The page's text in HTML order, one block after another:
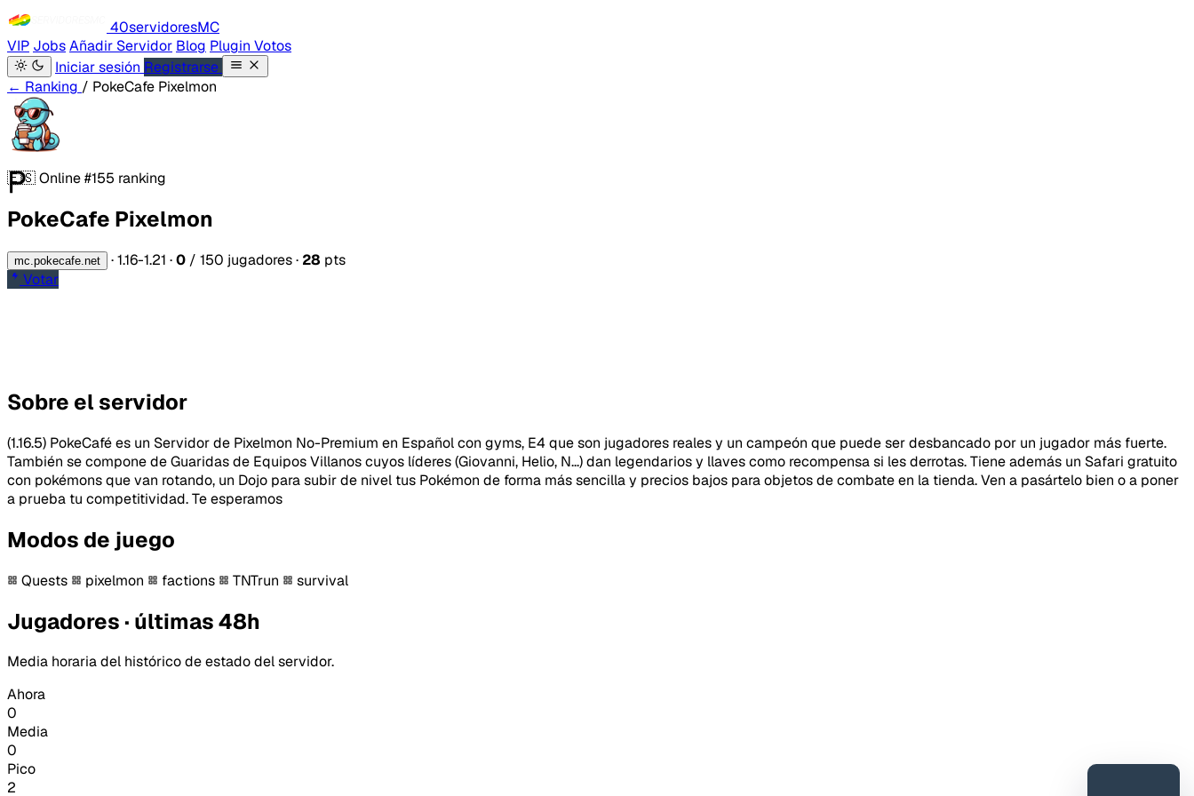
40servidoresMC
VIP JobsAñadir Servidor Blog Plugin Votos
Iniciar sesión Registrarse
← Ranking / PokeCafe Pixelmon
P
🇪🇸Online#155 ranking
PokeCafe Pixelmon
mc.pokecafe.net ·1.16-1.21 ·0 / 150 jugadores· 28 pts
Votar
Sobre el servidor
(1.16.5) PokeCafé es un Servidor de Pixelmon No-Premium en Español con gyms, E4 que son jugadores reales y un campeón que puede ser desbancado por un jugador más fuerte.
También se compone de Guaridas de Equipos Villanos cuyos líderes (Giovanni, Helio, N...) dan legendarios y llaves como recompensa si les derrotas. Tiene además un Safari gratuito
con pokémons que van rotando, un Dojo para subir de nivel tus Pokémon de forma más sencilla y precios bajos para objetos de combate en la tienda. Ven a pasártelo bien o a poner
a prueba tu competitividad. Te esperamos
Modos de juego
Quests pixelmon factions TNTrun survival
Jugadores · últimas 48h
Media horaria del histórico de estado del servidor.
Ahora
0
Media
0
Pico
2